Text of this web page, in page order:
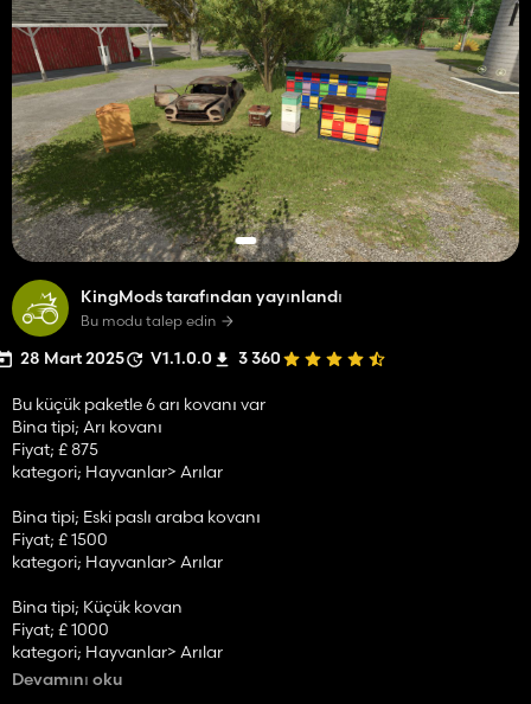
KingMods tarafından yayınlandı
Bu modu talep edin
28 Mart 2025 V1.1.0.0 3 360
Bu küçük paketle 6 arı kovanı var
Bina tipi; Arı kovanı
Fiyat; £ 875
kategori; Hayvanlar> Arılar
Bina tipi; Eski paslı araba kovanı
Fiyat; £ 1500
kategori; Hayvanlar> Arılar
Bina tipi; Küçük kovan
Fiyat; £ 1000
kategori; Hayvanlar> Arılar
Devamını oku